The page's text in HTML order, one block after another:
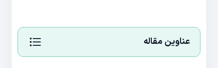
عناوین مقاله